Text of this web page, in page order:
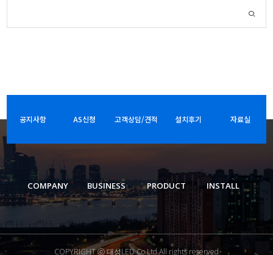
공지사항 AS신청 고객상담/견적 설치후기 자료실
COMPANY BUSINESS PRODUCT INSTALL
COPYRIGHT ⓒ 대성LED Co.Ltd.All rights reserved